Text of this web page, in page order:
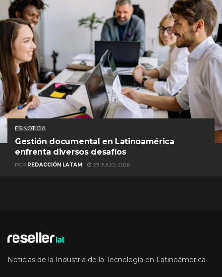
ES NOTICIA
Gestión documental en Latinoamérica
enfrenta diversos desafíos
POR REDACCIÓN LATAM 29 JULIO, 2026
Noticias de la Industria de la Tecnología en Latinoámerica